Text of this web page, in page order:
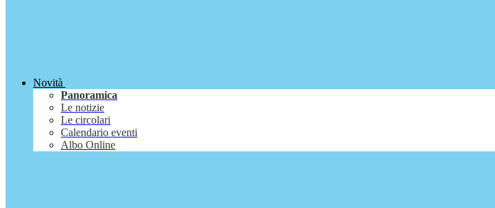
Novità
Panoramica
Le notizie
Le circolari
Calendario eventi
Albo Online